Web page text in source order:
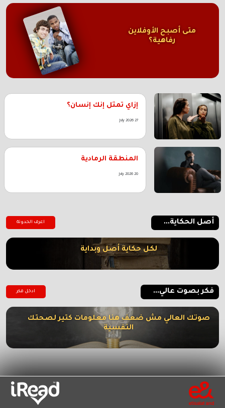
متى أصبح الأوفلاين
رفاهية؟
إزاي تمثل إنك إنسان؟
27 July 2026
المنطقة الرمادية
20 July 2026
أصل الحكاية... اعرف الحدوتة
لكل حكاية أصل وبداية
فكر بصوت عالي... ادخل فكر
صوتك العالي مش ضعف هنا معلومات كتير لصحتك
النفسية